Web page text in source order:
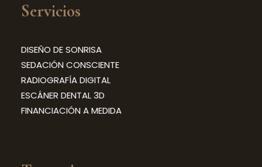
Servicios
DISEÑO DE SONRISA
SEDACIÓN CONSCIENTE
RADIOGRAFÍA DIGITAL
ESCÁNER DENTAL 3D
FINANCIACIÓN A MEDIDA